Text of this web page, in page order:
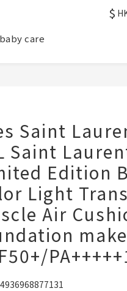
$
care
Saint
Saint
Edition
Light
Air